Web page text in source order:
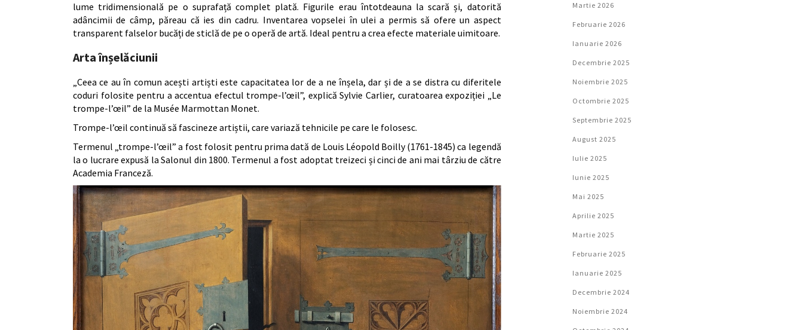
lume tridimensională pe o suprafață complet plată. Figurile erau întotdeauna la scară și, datorită
adâncimii de câmp, păreau că ies din cadru. Inventarea vopselei în ulei a permis să ofere un aspect
transparent falselor bucăți de sticlă de pe o operă de artă. Ideal pentru a crea efecte materiale uimitoare.
Arta înșelăciunii
„Ceea ce au în comun acești artiști este capacitatea lor de a ne înșela, dar și de a se distra cu diferitele
coduri folosite pentru a accentua efectul trompe-l’œil”, explică Sylvie Carlier, curatoarea expoziției „Le
trompe-l’œil” de la Musée Marmottan Monet.
Trompe-l’œil continuă să fascineze artiștii, care variază tehnicile pe care le folosesc.
Termenul „trompe-l’œil” a fost folosit pentru prima dată de Louis Léopold Boilly (1761-1845) ca legendă
la o lucrare expusă la Salonul din 1800. Termenul a fost adoptat treizeci și cinci de ani mai târziu de către
Academia Franceză.
Martie 2026
Februarie 2026
Ianuarie 2026
Decembrie 2025
Noiembrie 2025
Octombrie 2025
Septembrie 2025
August 2025
Iulie 2025
Iunie 2025
Mai 2025
Aprilie 2025
Martie 2025
Februarie 2025
Ianuarie 2025
Decembrie 2024
Noiembrie 2024